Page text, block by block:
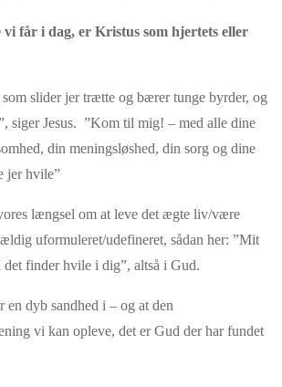
vi får i dag, er Kristus som hjertets eller
slider jer trætte og bærer tunge byrder, og
siger Jesus. ”Kom til mig! – med alle dine
din meningsløshed, din sorg og dine
jer hvile”
længsel om at leve det ægte liv/være
uformuleret/udefineret, sådan her: ”Mit
finder hvile i dig”, altså i Gud.
en dyb sandhed i – og at den
vi kan opleve, det er Gud der har fundet